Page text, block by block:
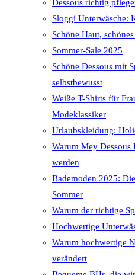
Dessous richtig
Sloggi Unterwäsche:
Schöne Haut,
Sommer-Sale 2025
Schöne Dessous mit
selbstbewusst
Weiße T-Shirts für
Modeklassiker
Urlaubskleidung:
Warum Mey
werden
Bademoden 2025:
Sommer
Warum der richtige
Hochwertige
Warum hochwertige
verändert